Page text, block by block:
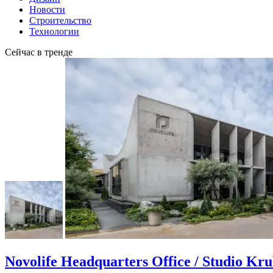
Новости
Строительство
Технологии
Сейчас в тренде
Novolife Headquarters Office / Studio